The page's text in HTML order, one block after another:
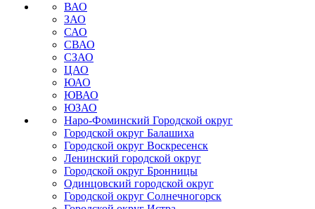
ВАО
ЗАО
САО
СВАО
СЗАО
ЦАО
ЮАО
ЮВАО
ЮЗАО
Наро-Фоминский Городской округ
Городской округ Балашиха
Городской округ Воскресенск
Ленинский городской округ
Городской округ Бронницы
Одинцовский городской округ
Городской округ Солнечногорск